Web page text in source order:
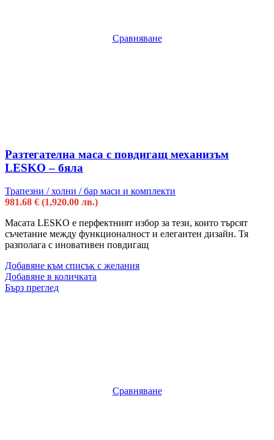
Сравняване
Разтегателна маса с повдигащ механизъм
LESKO – бяла
Трапезни / холни / бар маси и комплекти
981.68 € (1,920.00 лв.)
Масата LESKO е перфектният избор за тези, които търсят
съчетание между функционалност и елегантен дизайн. Тя
разполага с иновативен повдигащ
Добавяне към списък с желания
Добавяне в количката
Бърз преглед
Сравняване